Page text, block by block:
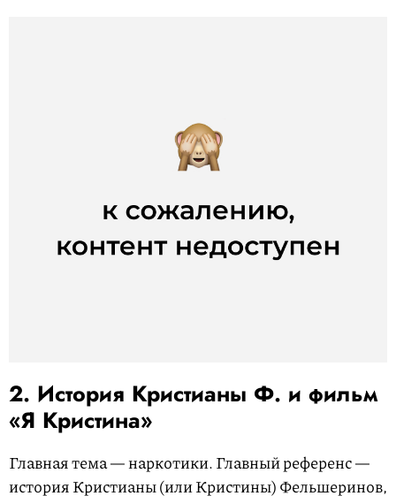
2. История Кристианы Ф. и фильм
«Я Кристина»
Главная тема — наркотики. Главный референс —
история Кристианы (или Кристины) Фельшеринов,